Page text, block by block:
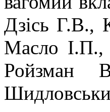
Дзісь Г.В.,
Масло
Ройзман